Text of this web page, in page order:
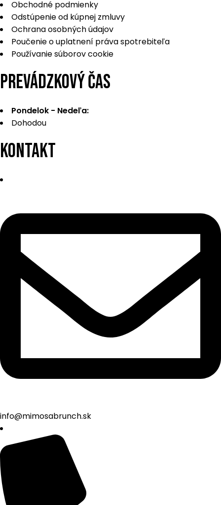
Obchodné podmienky
Odstúpenie od kúpnej zmluvy
Ochrana osobných údajov
Poučenie o uplatnení práva spotrebiteľa
Používanie súborov cookie
PREVÁDZKOVÝ ČAS
Pondelok - Nedeľa:
Dohodou
KONTAKT
info@mimosabrunch.sk